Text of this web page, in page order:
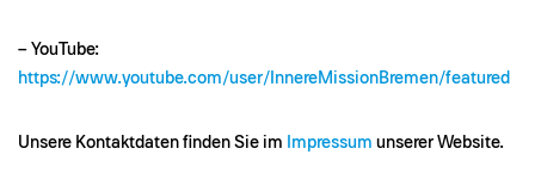
– YouTube:
https://www.youtube.com/user/InnereMissionBremen/featured
Unsere Kontaktdaten finden Sie im Impressum unserer Website.